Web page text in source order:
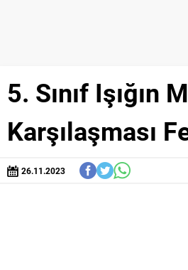
5. Sınıf Işığın
Karşılaşması
26.11.2023